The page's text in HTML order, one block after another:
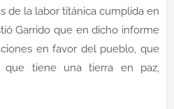
de la labor titánica cumplida en
Garrido que en dicho informe
en favor del pueblo, que
que tiene una tierra en paz,